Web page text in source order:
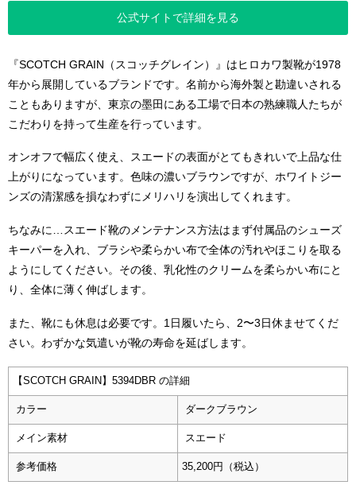
公式サイトで詳細を見る
『SCOTCH GRAIN（スコッチグレイン）』はヒロカワ製靴が1978
年から展開しているブランドです。名前から海外製と勘違いされる
こともありますが、東京の墨田にある工場で日本の熟練職人たちが
こだわりを持って生産を行っています。
オンオフで幅広く使え、スエードの表面がとてもきれいで上品な仕
上がりになっています。色味の濃いブラウンですが、ホワイトジー
ンズの清潔感を損なわずにメリハリを演出してくれます。
ちなみに…スエード靴のメンテナンス方法はまず付属品のシューズ
キーパーを入れ、ブラシや柔らかい布で全体の汚れやほこりを取る
ようにしてください。その後、乳化性のクリームを柔らかい布にと
り、全体に薄く伸ばします。
また、靴にも休息は必要です。1日履いたら、2〜3日休ませてくだ
さい。わずかな気遣いが靴の寿命を延ばします。
【SCOTCH GRAIN】5394DBR の詳細
カラー ダークブラウン
メイン素材 スエード
参考価格 35,200円（税込）